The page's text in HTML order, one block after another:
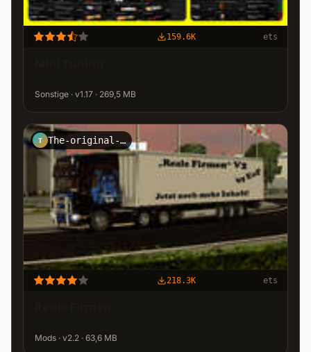
159.6K ets
Sonstige · v1.17 · 269,5 MB
T The-original-EoF
218.3K ets
Mods · v2.2 · 63,6 MB